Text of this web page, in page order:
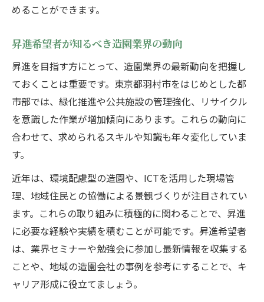
めることができます。
昇進希望者が知るべき造園業界の動向
昇進を目指す方にとって、造園業界の最新動向を把握し
ておくことは重要です。東京都羽村市をはじめとした都
市部では、緑化推進や公共施設の管理強化、リサイクル
を意識した作業が増加傾向にあります。これらの動向に
合わせて、求められるスキルや知識も年々変化していま
す。
近年は、環境配慮型の造園や、ICTを活用した現場管
理、地域住民との協働による景観づくりが注目されてい
ます。これらの取り組みに積極的に関わることで、昇進
に必要な経験や実績を積むことが可能です。昇進希望者
は、業界セミナーや勉強会に参加し最新情報を収集する
ことや、地域の造園会社の事例を参考にすることで、キ
ャリア形成に役立てましょう。